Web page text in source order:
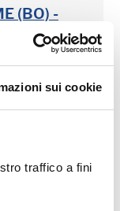
sui cookie
traffico a fini
(BO) -